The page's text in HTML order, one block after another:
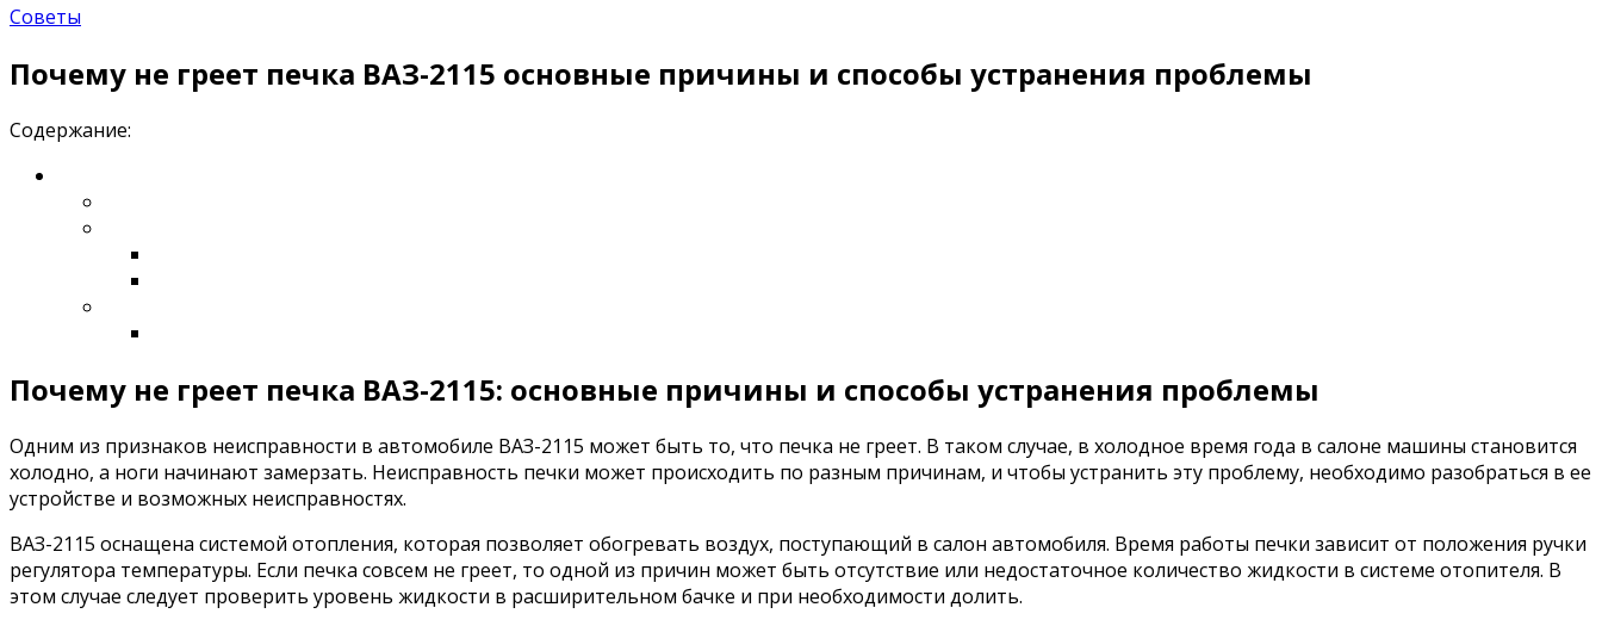
Советы
Почему не греет печка ВАЗ-2115 основные причины и способы устранения проблемы
Содержание:
Почему не греет печка ВАЗ-2115: основные причины и способы устранения проблемы
Одним из признаков неисправности в автомобиле ВАЗ-2115 может быть то, что печка не греет. В таком случае, в холодное время года в салоне машины становится
холодно, а ноги начинают замерзать. Неисправность печки может происходить по разным причинам, и чтобы устранить эту проблему, необходимо разобраться в ее
устройстве и возможных неисправностях.
ВАЗ-2115 оснащена системой отопления, которая позволяет обогревать воздух, поступающий в салон автомобиля. Время работы печки зависит от положения ручки
регулятора температуры. Если печка совсем не греет, то одной из причин может быть отсутствие или недостаточное количество жидкости в системе отопителя. В
этом случае следует проверить уровень жидкости в расширительном бачке и при необходимости долить.